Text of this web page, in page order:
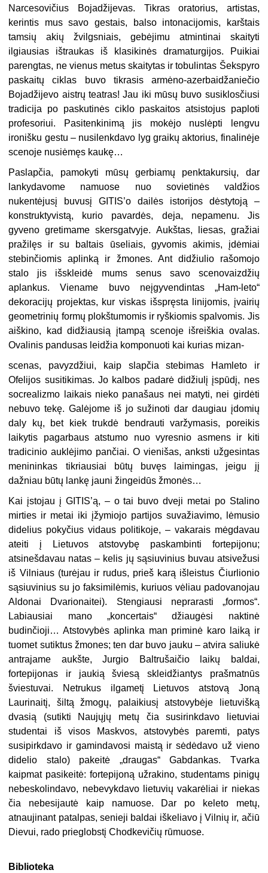
Narcesovičius Bojadžijevas. Tikras oratorius, artistas,
kerintis mus savo gestais, balso intonacijomis, karštais
tamsių akių žvilgsniais, gebėjimu atmintinai skaityti
ilgiausias ištraukas iš klasikinės dramaturgijos. Puikiai
parengtas, ne vienus metus skaitytas ir tobulintas Šekspyro
paskaitų ciklas buvo tikrasis armėno-azerbaidžaniečio
Bojadžijevo aistrų teatras! Jau iki mūsų buvo susiklosčiusi
tradicija po paskutinės ciklo paskaitos atsistojus paploti
profesoriui. Pasitenkinimą jis mokėjo nuslėpti lengvu
ironišku gestu – nusilenkdavo lyg graikų aktorius, finalinėje
scenoje nusiėmęs kaukę…
Paslapčia, pamokyti mūsų gerbiamų penktakursių, dar
lankydavome namuose nuo sovietinės valdžios
nukentėjusį buvusį GITIS’o dailės istorijos dėstytoją –
konstruktyvistą, kurio pavardės, deja, nepamenu. Jis
gyveno gretimame skersgatvyje. Aukštas, liesas, gražiai
pražilęs ir su baltais ūseliais, gyvomis akimis, įdėmiai
stebinčiomis aplinką ir žmones. Ant didžiulio rašomojo
stalo jis išskleidė mums senus savo scenovaizdžių
aplankus. Viename buvo neįgyvendintas „Ham-leto“
dekoracijų projektas, kur viskas išspręsta linijomis, įvairių
geometrinių formų plokštumomis ir ryškiomis spalvomis. Jis
aiškino, kad didžiausią įtampą scenoje išreiškia ovalas.
Ovalinis pandusas leidžia komponuoti kai kurias mizan-
scenas, pavyzdžiui, kaip slapčia stebimas Hamleto ir
Ofelijos susitikimas. Jo kalbos padarė didžiulį įspūdį, nes
socrealizmo laikais nieko panašaus nei matyti, nei girdėti
nebuvo tekę. Galėjome iš jo sužinoti dar daugiau įdomių
daly kų, bet kiek trukdė bendrauti varžymasis, poreikis
laikytis pagarbaus atstumo nuo vyresnio asmens ir kiti
tradicinio auklėjimo pančiai. O vienišas, anksti užgesintas
menininkas tikriausiai būtų buvęs laimingas, jeigu jį
dažniau būtų lankę jauni žingeidūs žmonės…
Kai įstojau į GITIS’ą, – o tai buvo dveji metai po Stalino
mirties ir metai iki įžymiojo partijos suvažiavimo, lėmusio
didelius pokyčius vidaus politikoje, – vakarais mėgdavau
ateiti į Lietuvos atstovybę paskambinti fortepijonu;
atsinešdavau natas – kelis jų sąsiuvinius buvau atsivežusi
iš Vilniaus (turėjau ir rudus, prieš karą išleistus Čiurlionio
sąsiuvinius su jo faksimilėmis, kuriuos vėliau padovanojau
Aldonai Dvarionaitei). Stengiausi neprarasti „formos“.
Labiausiai mano „koncertais“ džiaugėsi naktinė
budinčioji… Atstovybės aplinka man priminė karo laiką ir
tuomet sutiktus žmones; ten dar buvo jauku – atvira saliukė
antrajame aukšte, Jurgio Baltrušaičio laikų baldai,
fortepijonas ir jaukią šviesą skleidžiantys prašmatnūs
šviestuvai. Netrukus ilgametį Lietuvos atstovą Joną
Laurinaitį, šiltą žmogų, palaikiusį atstovybėje lietuvišką
dvasią (sutikti Naujųjų metų čia susirinkdavo lietuviai
studentai iš visos Maskvos, atstovybės paremti, patys
susipirkdavo ir gamindavosi maistą ir sėdėdavo už vieno
didelio stalo) pakeitė „draugas“ Gabdankas. Tvarka
kaipmat pasikeitė: fortepijoną užrakino, studentams pinigų
nebeskolindavo, nebevykdavo lietuvių vakarėliai ir niekas
čia nebesijautė kaip namuose. Dar po keleto metų,
atnaujinant patalpas, senieji baldai iškeliavo į Vilnių ir, ačiū
Dievui, rado prieglobstį Chodkevičių rūmuose.
Biblioteka